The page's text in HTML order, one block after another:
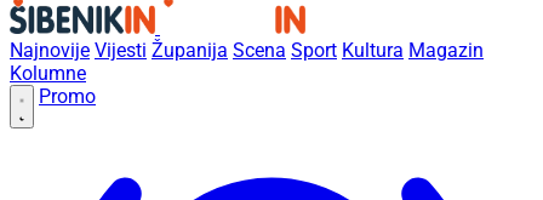
Najnovije Vijesti Županija Scena Sport Kultura Magazin
Kolumne
Promo